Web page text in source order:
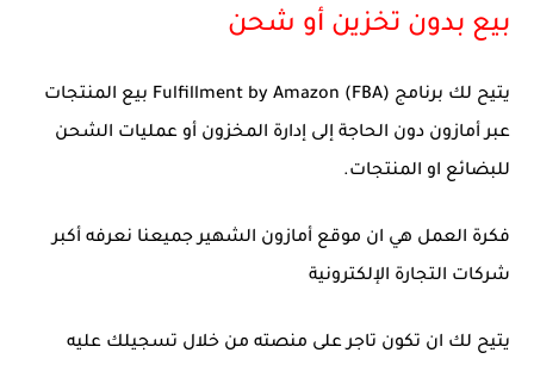
بيع بدون تخزين أو شحن
يتيح لك برنامج Fulfillment by Amazon (FBA) بيع المنتجات
عبر أمازون دون الحاجة إلى إدارة المخزون أو عمليات الشحن
للبضائع او المنتجات.
فكرة العمل هي ان موقع أمازون الشهير جميعنا نعرفه أكبر
شركات التجارة الإلكترونية
يتيح لك ان تكون تاجر على منصته من خلال تسجيلك عليه